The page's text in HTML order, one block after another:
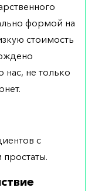
формой на
стоимость
не только
с